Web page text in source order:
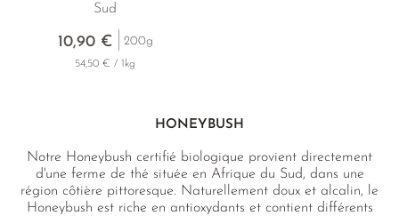
Sud
10,90 € 200g
54,50 € / 1kg
HONEYBUSH
Notre Honeybush certifié biologique provient directement
d'une ferme de thé située en Afrique du Sud, dans une
région côtière pittoresque. Naturellement doux et alcalin, le
Honeybush est riche en antioxydants et contient différents